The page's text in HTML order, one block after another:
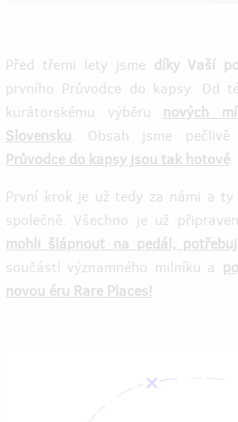
Před třemi lety jsme díky Vaší
prvního Průvodce do kapsy. Od
kurátorskému výběru nových
Slovensku. Obsah jsme
Průvodce do kapsy jsou tak hotové.
První krok je už tedy za námi a ty
společně. Všechno je už
mohli šlápnout na pedál,
součástí významného milníku a
novou éru Rare Places!